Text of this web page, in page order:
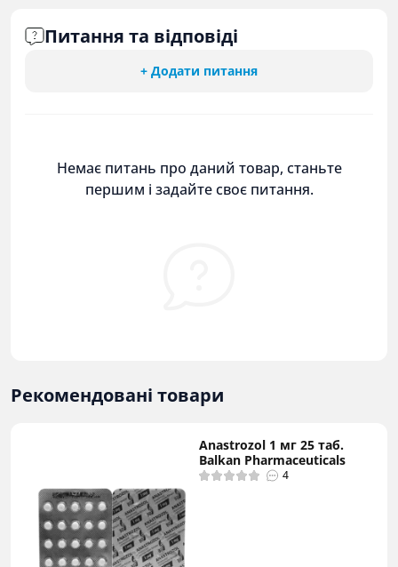
Питання та відповіді
+ Додати питання
Немає питань про даний товар, станьте
першим і задайте своє питання.
Рекомендовані товари
Anastrozol 1 мг 25 таб.
Balkan Pharmaceuticals
4